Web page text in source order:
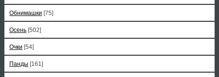
Обнимашки [75]
Осень [502]
Очки [54]
Панды [161]